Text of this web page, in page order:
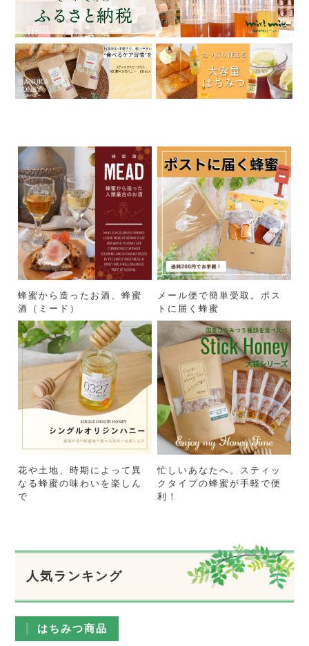
蜂蜜から造ったお酒、蜂蜜
酒（ミード）
メール便で簡単受取。ポス
トに届く蜂蜜
花や土地、時期によって異
なる蜂蜜の味わいを楽しん
で
忙しいあなたへ。スティッ
クタイプの蜂蜜が手軽で便
利！
人気ランキング
はちみつ商品